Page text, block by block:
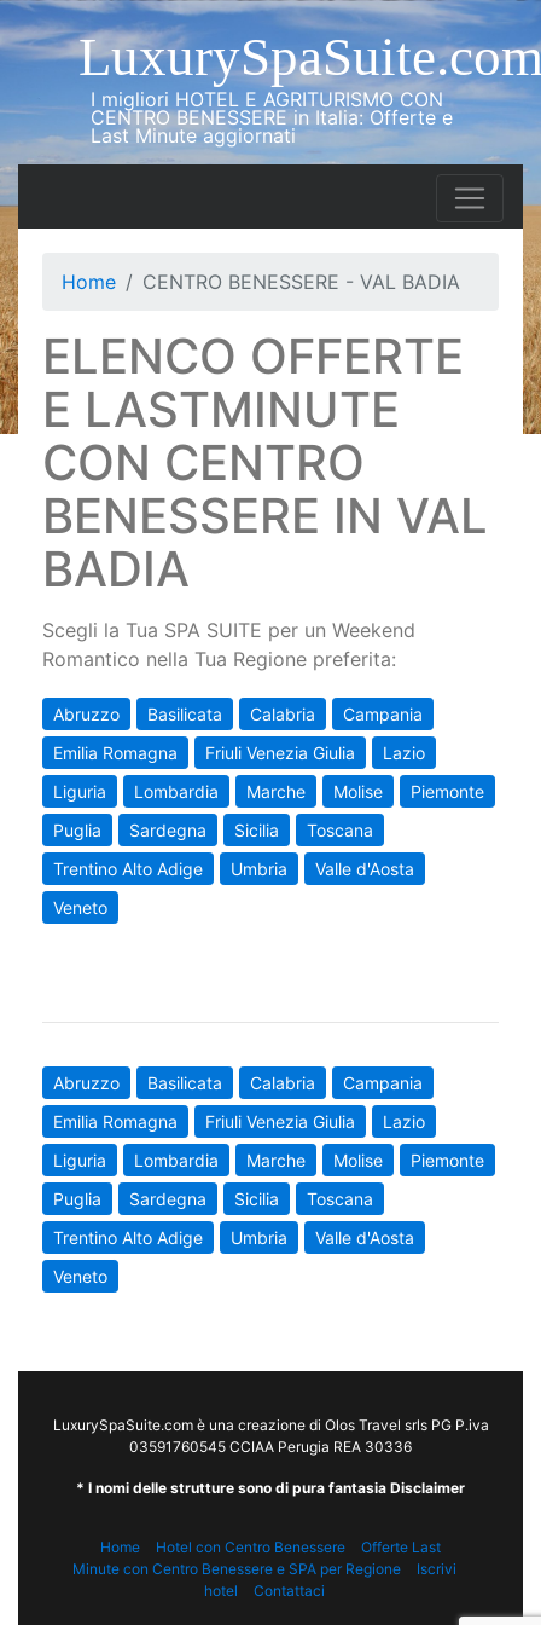
I migliori HOTEL E AGRITURISMO CON
CENTRO BENESSERE in Italia: Offerte e
Last Minute aggiornati
Home CENTRO BENESSERE - VAL BADIA
ELENCO OFFERTE
E LASTMINUTE
CON CENTRO
BENESSERE IN VAL
BADIA
Scegli la Tua SPA SUITE per un Weekend
Romantico nella Tua Regione preferita:
Abruzzo Basilicata Calabria
Campania
Emilia Romagna
Friuli Venezia Giulia
Lazio
Liguria
Lombardia Marche Molise
Piemonte
Puglia
Sardegna Sicilia
Toscana
Trentino Alto Adige
Umbria
Valle d'Aosta
Veneto
Abruzzo Basilicata Calabria
Campania
Emilia Romagna
Friuli Venezia Giulia
Lazio
Liguria
Lombardia Marche Molise
Piemonte
Puglia
Sardegna Sicilia
Toscana
Trentino Alto Adige
Umbria
Valle d'Aosta
Veneto
LuxurySpaSuite.com è una creazione di Olos Travel srls PG P.iva
03591760545 CCIAA Perugia REA 30336
* I nomi delle strutture sono di pura fantasia Disclaimer
Home Hotel con Centro Benessere
Offerte Last
Minute con Centro Benessere e SPA per Regione
Iscrivi
hotel
Contattaci